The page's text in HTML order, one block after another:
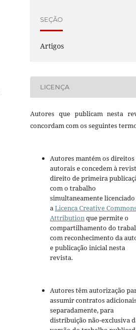
SEÇÃO
Artigos
LICENÇA
Autores que publicam nesta
concordam com os seguintes
Autores mantém os direitos
autorais e concedem à
direito de primeira
com o trabalho
simultaneamente
a Licença Creative
Attribution que permite o
compartilhamento do
com reconhecimento da
e publicação inicial nesta
revista.
Autores têm autorização
assumir contratos
separadamente, para
distribuição não-exclusiva